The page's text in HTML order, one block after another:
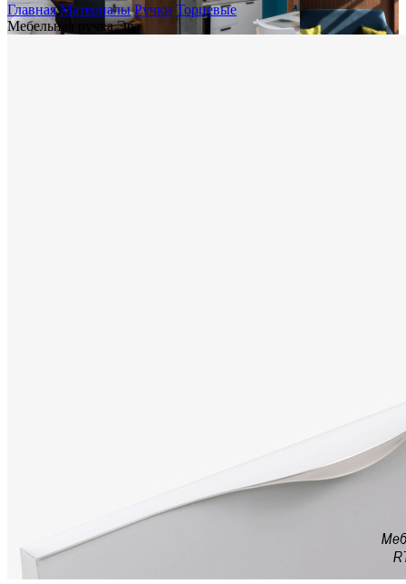
Главная Материалы Ручки Торцевые
Мебельная ручка Эра